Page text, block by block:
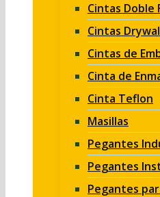
Cintas Doble
Cintas
Cintas de
Cinta de
Cinta Teflon
Masillas
Pegantes
Pegantes
Pegantes